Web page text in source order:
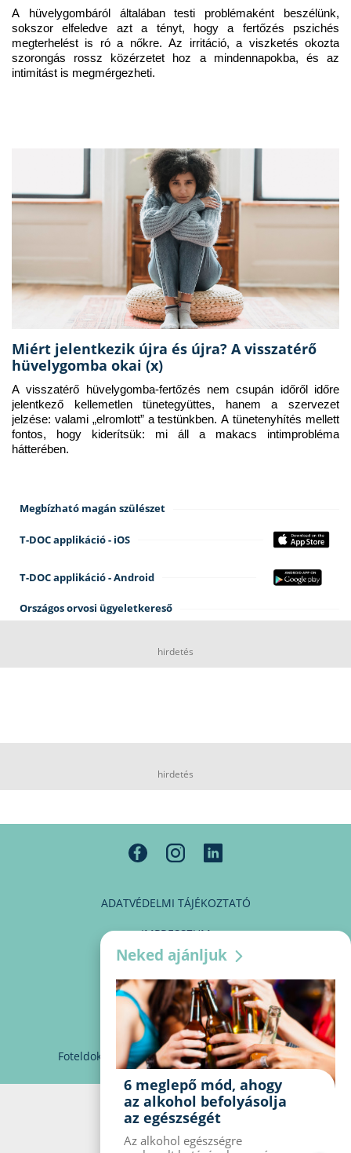
A hüvelygombáról általában testi problémaként beszélünk,
sokszor elfeledve azt a tényt, hogy a fertőzés pszichés
megterhelést is ró a nőkre. Az irritáció, a viszketés okozta
szorongás rossz közérzetet hoz a mindennapokba, és az
intimitást is megmérgezheti.
Miért jelentkezik újra és újra? A visszatérő
hüvelygomba okai (x)
A visszatérő hüvelygomba-fertőzés nem csupán időről időre
jelentkező kellemetlen tünetegyüttes, hanem a szervezet
jelzése: valami „elromlott” a testünkben. A tünetenyhítés mellett
fontos, hogy kiderítsük: mi áll a makacs intimprobléma
hátterében.
Megbízható magán szülészet
T-DOC applikáció - iOS
T-DOC applikáció - Android
Országos orvosi ügyeletkereső
hirdetés
hirdetés
ADATVÉDELMI TÁJÉKOZTATÓ
IMPRESSZUM
MÉDIAAJÁNLAT
PARTNEREINK
KAPCSOLAT
Foteldoki info@foteldoki.hu Süti beállítások
Neked ajánljuk
6 meglepő mód, ahogy
az alkohol befolyásolja
az egészségét
Az alkohol egészségre